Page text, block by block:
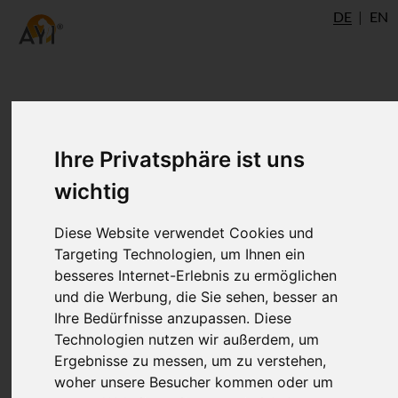
Ihre Privatsphäre ist uns
wichtig
Diese Website verwendet Cookies und
Targeting Technologien, um Ihnen ein
besseres Internet-Erlebnis zu ermöglichen
und die Werbung, die Sie sehen, besser an
Ihre Bedürfnisse anzupassen. Diese
Technologien nutzen wir außerdem, um
Ergebnisse zu messen, um zu verstehen,
woher unsere Besucher kommen oder um
DE EN
Kapitel 4: Nada, Bindu, Kala
Das vierte Kapitel der Hatha-Yoga
Pradipika von Svatmarama
Chhaturthopadeshah
Satz 37